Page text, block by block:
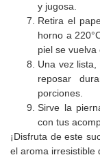
y jugosa.
Retira el
horno a
piel se
Una vez
reposar
porciones.
Sirve la
con tus
¡Disfruta de este
el aroma irresistible